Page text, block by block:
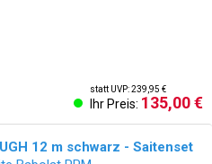
statt UVP: 239,95 €
Ihr Preis: 135,00 €
12 m schwarz - Saitenset